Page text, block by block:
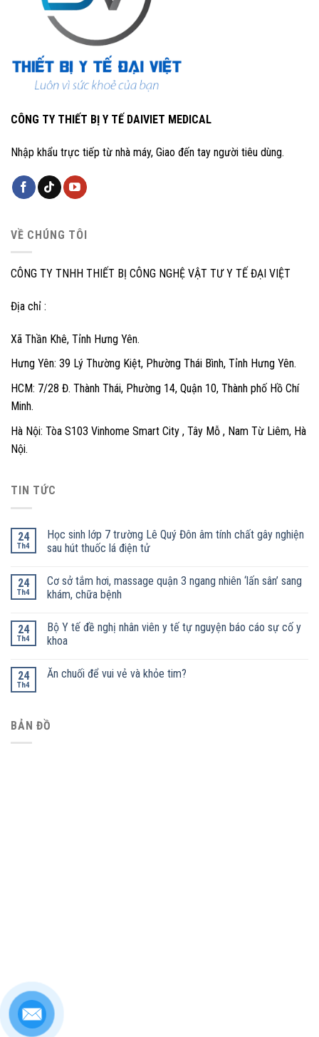
CÔNG TY THIẾT BỊ Y TẾ DAIVIET MEDICAL
Nhập khẩu trực tiếp từ nhà máy, Giao đến tay người tiêu dùng.
VỀ CHÚNG TÔI
CÔNG TY TNHH THIẾT BỊ CÔNG NGHỆ VẬT TƯ Y TẾ ĐẠI VIỆT
Địa chỉ :
Xã Thần Khê, Tỉnh Hưng Yên.
Hưng Yên: 39 Lý Thường Kiệt, Phường Thái Bình, Tỉnh Hưng Yên.
HCM: 7/28 Đ. Thành Thái, Phường 14, Quận 10, Thành phố Hồ Chí
Minh.
Hà Nội: Tòa S103 Vinhome Smart City , Tây Mỗ , Nam Từ Liêm, Hà
Nội.
TIN TỨC
24
Th4
Học sinh lớp 7 trường Lê Quý Đôn âm tính chất gây nghiện
sau hút thuốc lá điện tử
24
Th4
Cơ sở tắm hơi, massage quận 3 ngang nhiên ‘lấn sân’ sang
khám, chữa bệnh
24
Th4
Bộ Y tế đề nghị nhân viên y tế tự nguyện báo cáo sự cố y
khoa
24
Th4
Ăn chuối để vui vẻ và khỏe tim?
BẢN ĐỒ